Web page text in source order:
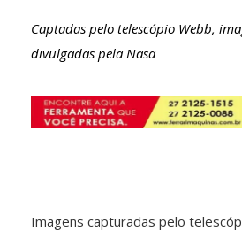
Captadas pelo telescópio Webb,
divulgadas pela Nasa
Imagens capturadas pelo